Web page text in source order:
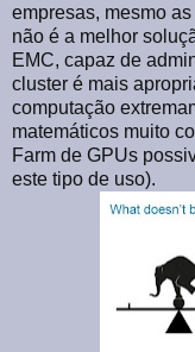
empresas, mesmo
não é a melhor
EMC, capaz de
cluster é mais
computação
matemáticos muito
Farm de GPUs
este tipo de uso).